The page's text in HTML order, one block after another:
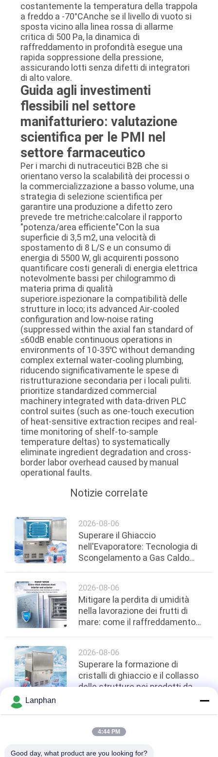
costantemente la temperatura della trappola
a freddo a -70°CAnche se il livello di vuoto si
sposta vicino alla linea rossa di allarme
critica di 500 Pa, la dinamica di
raffreddamento in profondità esegue una
rapida soppressione della pressione,
assicurando lotti senza difetti di integratori
di alto valore.
Guida agli investimenti
flessibili nel settore
manifatturiero: valutazione
scientifica per le PMI nel
settore farmaceutico
Per i marchi di nutraceutici B2B che si
orientano verso la scalabilità dei processi o
la commercializzazione a basso volume, una
strategia di selezione scientifica per
garantire una produzione a difetto zero
prevede tre metriche:calcolare il rapporto
"potenza/area efficiente"Con la sua
superficie di 3,5 m2, una velocità di
spostamento di 8 L/S e un consumo di
energia di 5500 W, gli acquirenti possono
quantificare costi generali di energia elettrica
notevolmente bassi per chilogrammo di
materia prima di qualità
superiore.ispezionare la compatibilità delle
strutture in loco; its advanced Air-cooled
configuration and low-noise rating
(suppressed within the axial fan standard of
≤60dB enable continuous operations in
environments of 10-35℃ without demanding
complex external water-cooling plumbing,
riducendo significativamente le spese di
ristrutturazione secondaria per i locali puliti.
prioritize standardized commercial
machinery integrated with data-driven PLC
control suites (such as one-touch execution
of heat-sensitive extraction recipes and real-
time monitoring of shelf-to-sample
temperature deltas) to systematically
eliminate ingredient degradation and cross-
border labor overhead caused by manual
operational faults.
Notizie correlate
2026-08-06
Superare il Ghiaccio
nell'Evaporatore: Tecnologia di
Scongelamento a Gas Caldo
2026-08-06
Mitigare la perdita di umidità
nella lavorazione dei frutti di
mare: come il raffreddamento
2026-08-06
Superare la formazione di
cristalli di ghiaccio e il collasso
delle strutture nei prodotti da
top
Lanphan
4:44 PM
Good day, what product are you looking for?